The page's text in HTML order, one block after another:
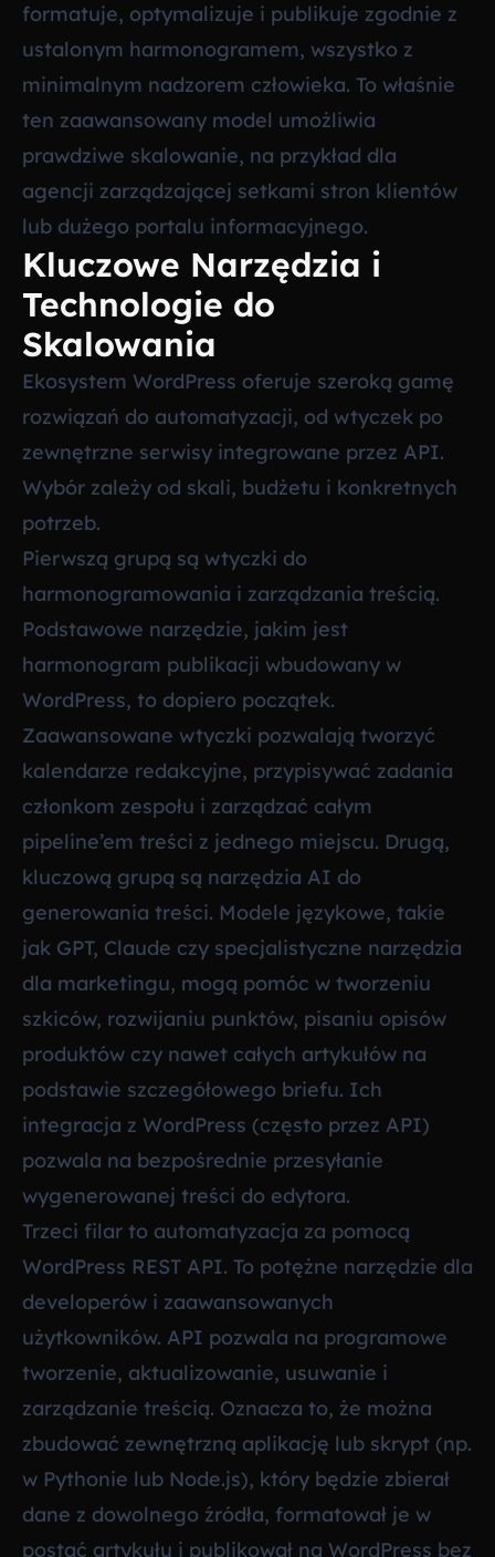
formatuje, optymalizuje i publikuje zgodnie z
ustalonym harmonogramem, wszystko z
minimalnym nadzorem człowieka. To właśnie
ten zaawansowany model umożliwia
prawdziwe skalowanie, na przykład dla
agencji zarządzającej setkami stron klientów
lub dużego portalu informacyjnego.
Kluczowe Narzędzia i
Technologie do
Skalowania
Ekosystem WordPress oferuje szeroką gamę
rozwiązań do automatyzacji, od wtyczek po
zewnętrzne serwisy integrowane przez API.
Wybór zależy od skali, budżetu i konkretnych
potrzeb.
Pierwszą grupą są wtyczki do
harmonogramowania i zarządzania treścią.
Podstawowe narzędzie, jakim jest
harmonogram publikacji wbudowany w
WordPress, to dopiero początek.
Zaawansowane wtyczki pozwalają tworzyć
kalendarze redakcyjne, przypisywać zadania
członkom zespołu i zarządzać całym
pipeline’em treści z jednego miejscu. Drugą,
kluczową grupą są narzędzia AI do
generowania treści. Modele językowe, takie
jak GPT, Claude czy specjalistyczne narzędzia
dla marketingu, mogą pomóc w tworzeniu
szkiców, rozwijaniu punktów, pisaniu opisów
produktów czy nawet całych artykułów na
podstawie szczegółowego briefu. Ich
integracja z WordPress (często przez API)
pozwala na bezpośrednie przesyłanie
wygenerowanej treści do edytora.
Trzeci filar to automatyzacja za pomocą
WordPress REST API. To potężne narzędzie dla
developerów i zaawansowanych
użytkowników. API pozwala na programowe
tworzenie, aktualizowanie, usuwanie i
zarządzanie treścią. Oznacza to, że można
zbudować zewnętrzną aplikację lub skrypt (np.
w Pythonie lub Node.js), który będzie zbierał
dane z dowolnego źródła, formatował je w
postać artykułu i publikował na WordPress bez